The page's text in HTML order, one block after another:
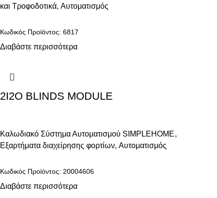
και Τροφοδοτικά, Αυτοματισμός
Διαβάστε περισσότερα
Κωδικός Προϊόντος: 6817
2I2O BLINDS MODULE
Καλωδιακό Σύστημα Αυτοματισμού SIMPLEHOME,
Εξαρτήματα διαχείρησης φορτίων, Αυτοματισμός
Διαβάστε περισσότερα
Κωδικός Προϊόντος: 20004606